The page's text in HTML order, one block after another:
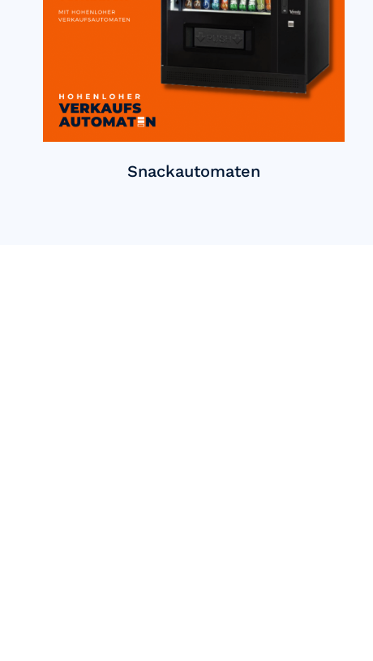
Snackautomaten